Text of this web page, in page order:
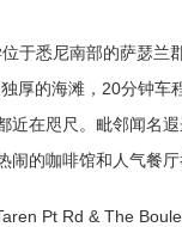
于悉尼南部的萨瑟兰
厚的海滩，20分钟车
近在咫尺。毗邻闻名
闹的咖啡馆和人气餐厅
Pt Rd & The